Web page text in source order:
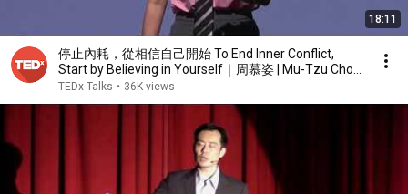
18:11
停止內耗，從相信自己開始 To End Inner Conflict,
Start by Believing in Yourself｜周慕姿 | Mu-Tzu Chou
| TEDxTaipei
TEDx Talks • 36K views